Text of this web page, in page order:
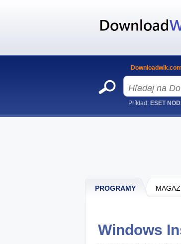
PROGRAMY
Windows
Downloadwik.com
Príklad: ESET